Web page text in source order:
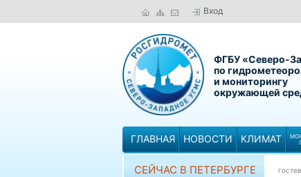
Вход
ФГБУ «Северо-
по
и мониторингу
окружающей
ГЛАВНАЯ НОВОСТИ КЛИМАТ
СЕЙЧАС В ПЕТЕРБУРГЕ